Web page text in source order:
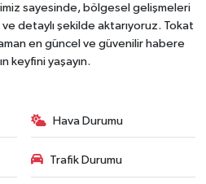
sayesinde, bölgesel gelişmeleri
ve detaylı şekilde aktarıyoruz. Tokat
en güncel ve güvenilir habere
keyfini yaşayın.
Hava Durumu
Trafik Durumu